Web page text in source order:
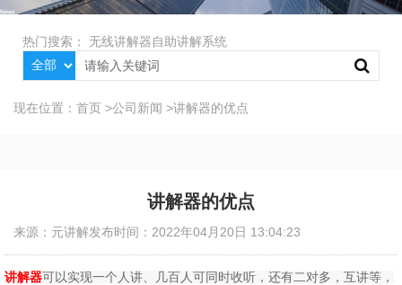
热门搜索： 无线讲解器自助讲解系统
现在位置： 首页 >公司新闻 >讲解器的优点
讲解器的优点
来源：元讲解发布时间：2022年04月20日 13:04:23
讲解器可以实现一个人讲、几百人可同时收听，还有二对多，互讲等，